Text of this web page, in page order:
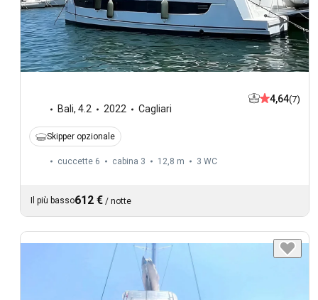
Bali, 4.2 2022 Cagliari
4,64(7)
Skipper opzionale
cuccette 6 cabina 3 12,8 m 3 WC
Il più basso612 € / notte